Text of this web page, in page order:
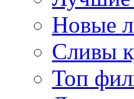
Новые
Сливы
Топ